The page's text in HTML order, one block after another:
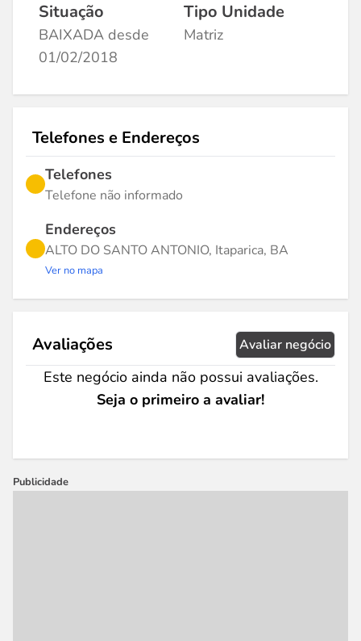
Situação
BAIXADA desde
01/02/2018
Tipo Unidade
Matriz
Telefones e Endereços
Telefones
Telefone não informado
Endereços
ALTO DO SANTO ANTONIO, Itaparica, BA
Ver no mapa
Avaliações Avaliar negócio
Este negócio ainda não possui avaliações.
Seja o primeiro a avaliar!
Publicidade